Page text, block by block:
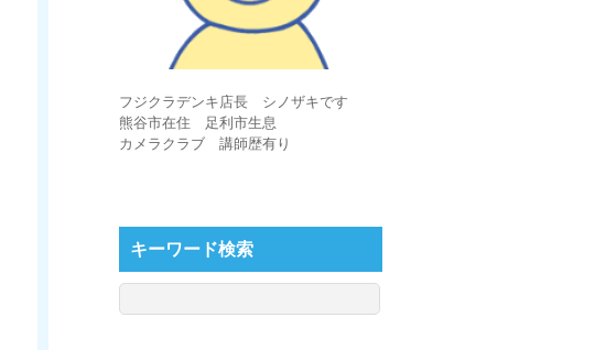
フジクラデンキ店長 シノザキです
熊谷市在住 足利市生息
カメラクラブ 講師歴有り
キーワード検索